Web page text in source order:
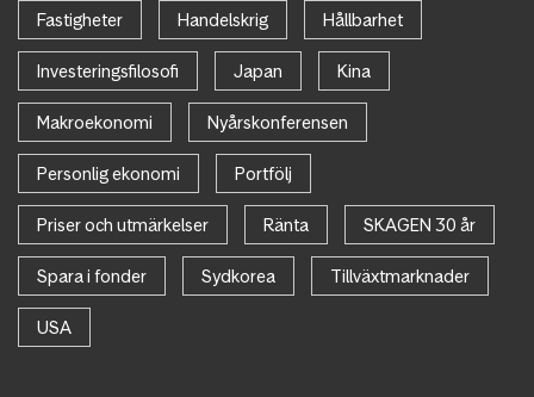
Fastigheter Handelskrig Hållbarhet
Investeringsfilosofi Japan Kina
Makroekonomi Nyårskonferensen
Personlig ekonomi Portfölj
Priser och utmärkelser Ränta SKAGEN 30 år
Spara i fonder Sydkorea Tillväxtmarknader
USA